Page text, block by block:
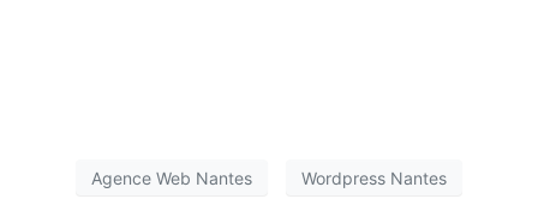
Agence Web Nantes Wordpress Nantes